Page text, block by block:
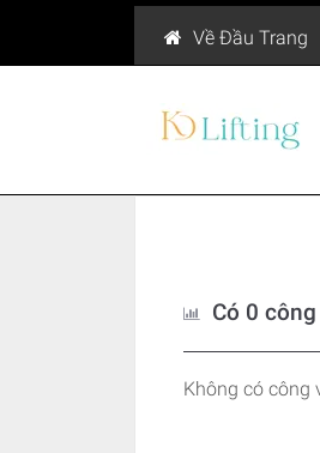
Về Đầu Trang
Có 0
Không có công